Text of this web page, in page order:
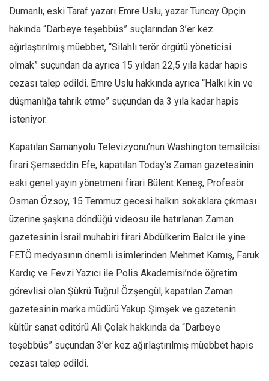
Dumanlı, eski Taraf yazarı Emre Uslu, yazar Tuncay Opçin
hakında “Darbeye teşebbüs” suçlarından 3’er kez
ağırlaştırılmış müebbet, “Silahlı terör örgütü yöneticisi
olmak” suçundan da ayrıca 15 yıldan 22,5 yıla kadar hapis
cezası talep edildi. Emre Uslu hakkında ayrıca “Halkı kin ve
düşmanlığa tahrik etme” suçundan da 3 yıla kadar hapis
isteniyor.
Kapatılan Samanyolu Televizyonu’nun Washington temsilcisi
firari Şemseddin Efe, kapatılan Today’s Zaman gazetesinin
eski genel yayın yönetmeni firari Bülent Keneş, Profesör
Osman Özsoy, 15 Temmuz gecesi halkın sokaklara çıkması
üzerine şaşkına döndüğü videosu ile hatırlanan Zaman
gazetesinin İsrail muhabiri firari Abdülkerim Balcı ile yine
FETÖ medyasının önemli isimlerinden Mehmet Kamış, Faruk
Kardıç ve Fevzi Yazıcı ile Polis Akademisi’nde öğretim
görevlisi olan Şükrü Tuğrul Özşengül, kapatılan Zaman
gazetesinin marka müdürü Yakup Şimşek ve gazetenin
kültür sanat editörü Ali Çolak hakkında da “Darbeye
teşebbüs” suçundan 3’er kez ağırlaştırılmış müebbet hapis
cezası talep edildi.